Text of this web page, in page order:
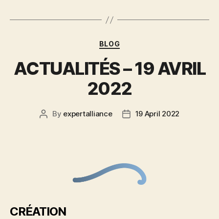
BLOG
ACTUALITÉS – 19 AVRIL
2022
By expertalliance 19 April 2022
CRÉATION